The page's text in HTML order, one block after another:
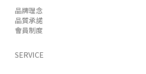
品牌理念
品質承諾
會員制度
SERVICE